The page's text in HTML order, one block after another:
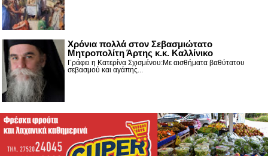
Χρόνια πολλά στον Σεβασμιώτατο
Μητροπολίτη Άρτης κ.κ. Καλλίνικο
Γράφει η Κατερίνα Σχισμένου:Με αισθήματα βαθύτατου
σεβασμού και αγάπης...